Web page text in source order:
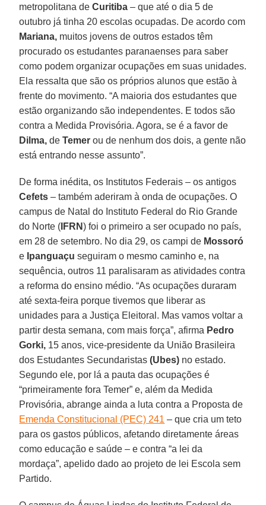
metropolitana deCuritiba – que até o dia 5 de
outubro já tinha 20 escolas ocupadas. De acordo com
Mariana, muitos jovens de outros estados têm
procurado os estudantes paranaenses para saber
como podem organizar ocupações em suas unidades.
Ela ressalta que são os próprios alunos que estão à
frente do movimento. “A maioria dos estudantes que
estão organizando são independentes. E todos são
contra a Medida Provisória. Agora, se é a favor de
Dilma, deTemer ou de nenhum dos dois, a gente não
está entrando nesse assunto”.
De forma inédita, os Institutos Federais – os antigos
Cefets – também aderiram à onda de ocupações. O
campus de Natal do Instituto Federal do Rio Grande
do Norte ( IFRN) foi o primeiro a ser ocupado no país,
em 28 de setembro. No dia 29, os campi de Mossoró
e Ipanguaçu seguiram o mesmo caminho e, na
sequência, outros 11 paralisaram as atividades contra
a reforma do ensino médio. “As ocupações duraram
até sexta-feira porque tivemos que liberar as
unidades para a Justiça Eleitoral. Mas vamos voltar a
partir desta semana, com mais força”, afirma Pedro
Gorki, 15 anos, vice-presidente da União Brasileira
dos Estudantes Secundaristas(Ubes) no estado.
Segundo ele, por lá a pauta das ocupações é
“primeiramente fora Temer” e, além da Medida
Provisória, abrange ainda a luta contra a Proposta de
Emenda Constitucional (PEC) 241 – que cria um teto
para os gastos públicos, afetando diretamente áreas
como educação e saúde – e contra “a lei da
mordaça”, apelido dado ao projeto de lei Escola sem
Partido.